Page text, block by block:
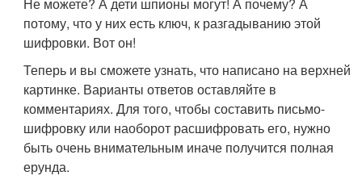
потому, что у них есть ключ, к разгадыванию этой
шифровки. Вот он!
Теперь и вы сможете узнать, что написано на верхней
картинке. Варианты ответов оставляйте в
комментариях. Для того, чтобы составить письмо-
шифровку или наоборот расшифровать его, нужно
быть очень внимательным иначе получится полная
ерунда.